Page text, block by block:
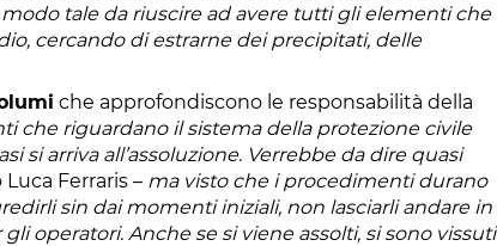
tale da riuscire ad avere tutti gli elementi che
cercando di estrarne dei precipitati, delle
che approfondiscono le responsabilità della
che riguardano il sistema della protezione civile
si arriva all’assoluzione. Verrebbe da dire quasi
Ferraris – ma visto che i procedimenti durano
sin dai momenti iniziali, non lasciarli andare in
operatori. Anche se si viene assolti, si sono vissuti